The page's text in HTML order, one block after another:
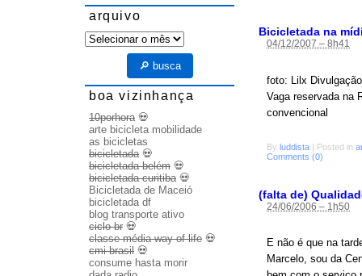
Bicicletada na
04/12/2007 – 8h41
foto: Lilx
Vaga reservada
convencional
By luddista | Posted in
Comments (0)
(falta de)
24/06/2006 – 1h50
E não é que na
Marcelo, sou da
arquivo
arquivo
🔎 busca
boa vizinhança
10porhora💀
arte bicicleta mobilidade
as bicicletas
bicicletada💀
bicicletada belém 💀
bicicletada curitiba💀
Bicicletada de Maceió
bicicletada df
blog transporte ativo
ciclo br 💀
classe média way of life 💀
cmi brasil 💀
consume hasta morir